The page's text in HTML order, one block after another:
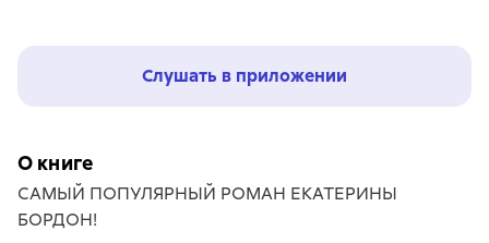
Слушать в приложении
О книге
САМЫЙ ПОПУЛЯРНЫЙ РОМАН ЕКАТЕРИНЫ
БОРДОН!